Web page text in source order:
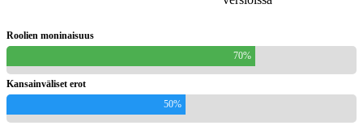
Roolien moninaisuus
70%
Kansainväliset erot
50%